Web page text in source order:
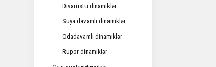
Divarüstü dinamiklər
Suya davamlı dinamiklər
Odadavamlı dinamiklər
Rupor dinamiklər